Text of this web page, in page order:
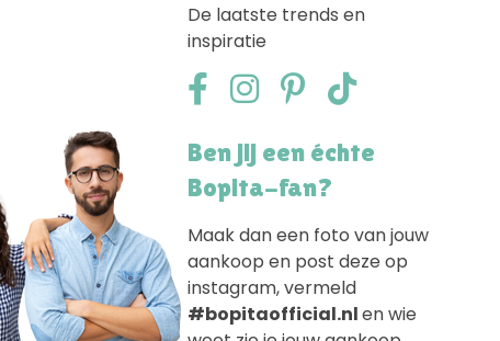
De laatste trends en
inspiratie
Ben jij een échte
Bopita-fan?
Maak dan een foto van jouw
aankoop en post deze op
instagram, vermeld
#bopitaofficial.nlen wie